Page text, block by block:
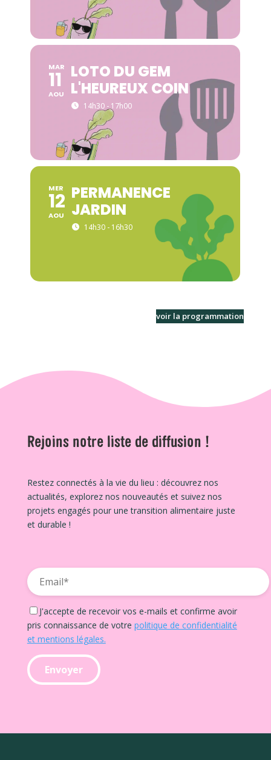
MAR
11
AOU
LOTO DU GEM
L'HEUREUX COIN
14h30 - 17h00
MER
12
AOU
PERMANENCE
JARDIN
14h30 - 16h30
voir la programmation
Rejoins notre liste de diffusion !
Restez connectés à la vie du lieu : découvrez nos
actualités, explorez nos nouveautés et suivez nos
projets engagés pour une transition alimentaire juste
et durable !
J'accepte de recevoir vos e-mails et confirme avoir
pris connaissance de votre politique de confidentialité
et mentions légales.